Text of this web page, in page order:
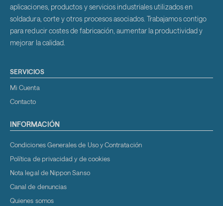
aplicaciones, productos y servicios industriales utilizados en
soldadura, corte y otros procesos asociados. Trabajamos contigo
para reducir costes de fabricación, aumentar la productividad y
mejorar la calidad.
SERVICIOS
Mi Cuenta
Contacto
INFORMACIÓN
Condiciones Generales de Uso y Contratación
Política de privacidad y de cookies
Nota legal de Nippon Sanso
Canal de denuncias
Quienes somos